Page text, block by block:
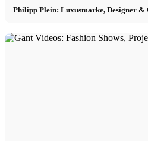
Philipp Plein: Luxusmarke, Designer &